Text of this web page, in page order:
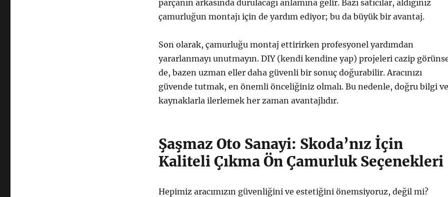
parçanın arkasında durulacağı anlamına gelir. Bazı satıcılar, aldığınız
çamurluğun montajı için de yardım ediyor; bu da büyük bir avantaj.
Son olarak, çamurluğu montaj ettirirken profesyonel yardımdan
yararlanmayı unutmayın. DIY (kendi kendine yap) projeleri cazip
de, bazen uzman eller daha güvenli bir sonuç doğurabilir. Aracınızı
güvende tutmak, en önemli önceliğiniz olmalı. Bu nedenle, doğru bilgi ve
kaynaklarla ilerlemek her zaman avantajlıdır.
Şaşmaz Oto Sanayi: Skoda’nız İçin
Kaliteli Çıkma Ön Çamurluk Seçenekleri
Hepimiz aracımızın güvenliğini ve estetiğini önemsiyoruz, değil mi?